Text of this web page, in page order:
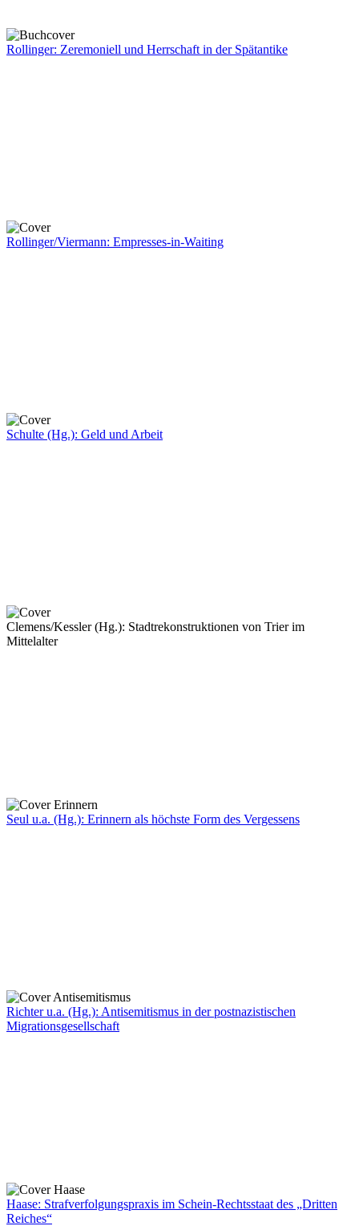
Rollinger: Zeremoniell und Herrschaft in der Spätantike
Rollinger/Viermann: Empresses-in-Waiting
Schulte (Hg.): Geld und Arbeit
Clemens/Kessler (Hg.): Stadtrekonstruktionen von Trier im
Mittelalter
Seul u.a. (Hg.): Erinnern als höchste Form des Vergessens
Richter u.a. (Hg.): Antisemitismus in der postnazistischen
Migrationsgesellschaft
Haase: Strafverfolgungspraxis im Schein-Rechtsstaat des „Dritten
Reiches“